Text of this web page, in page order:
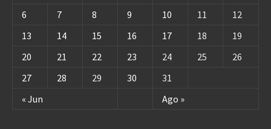
« Jun Ago »
6
7 8 9 10 11
12
13
14 15 16 17 18
19
20
21 22 23 24 25
26
27
28 29 30 31